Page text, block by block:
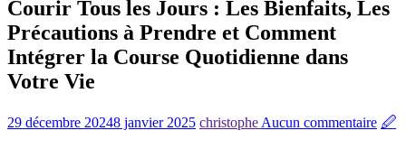
Courir Tous les Jours : Les Bienfaits, Les
Précautions à Prendre et Comment
Intégrer la Course Quotidienne dans
Votre Vie
29 décembre 20248 janvier 2025 christophe Aucun commentaire 🖉